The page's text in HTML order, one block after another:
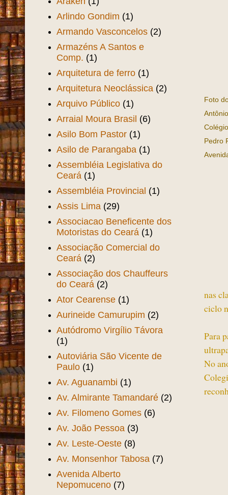
Foto
Pedro
nas
ciclo
Para
No
Arlindo Gondim (1)
Armando Vasconcelos (2)
Armazéns A Santos e
Comp. (1)
Arquitetura de ferro (1)
Arquitetura Neoclássica (2)
Arquivo Público (1)
Arraial Moura Brasil (6)
Asilo Bom Pastor (1)
Asilo de Parangaba (1)
Assembléia Legislativa do
Ceará (1)
Assembléia Provincial (1)
Assis Lima (29)
Associacao Beneficente dos
Motoristas do Ceará (1)
Associação Comercial do
Ceará (2)
Associação dos Chauffeurs
do Ceará (2)
Ator Cearense (1)
Aurineide Camurupim (2)
Autódromo Virgílio Távora
(1)
Autoviária São Vicente de
Paulo (1)
Av. Aguanambi (1)
Av. Almirante Tamandaré (2)
Av. Filomeno Gomes (6)
Av. João Pessoa (3)
Av. Leste-Oeste (8)
Av. Monsenhor Tabosa (7)
Avenida Alberto
Nepomuceno (7)